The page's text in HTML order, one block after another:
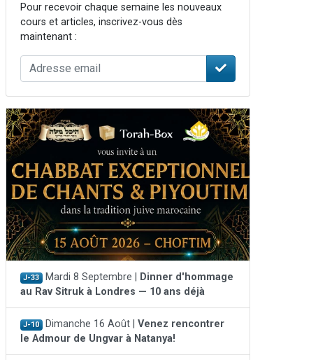
Pour recevoir chaque semaine les nouveaux
cours et articles, inscrivez-vous dès
maintenant :
J-33 Mardi 8 Septembre |
Dinner d'hommage
au Rav Sitruk à Londres — 10 ans déjà
J-10 Dimanche 16 Août | Venez rencontrer
le Admour de Ungvar à Natanya!